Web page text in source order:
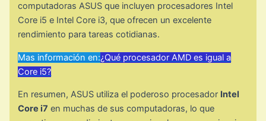
computadoras ASUS que incluyen procesadores Intel
Core i5 e Intel Core i3, que ofrecen un excelente
rendimiento para tareas cotidianas.
Mas información en:¿Qué procesador AMD es igual a
Core i5?
En resumen, ASUS utiliza el poderoso procesador Intel
Core i7 en muchas de sus computadoras, lo que